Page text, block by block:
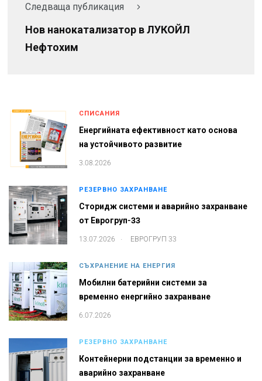
Следваща публикация
Нов нанокатализатор в ЛУКОЙЛ
Нефтохим
СПИСАНИЯ
Енергийната ефективност като основа
на устойчивото развитие
3.08.2026
РЕЗЕРВНО ЗАХРАНВАНЕ
Сторидж системи и аварийно захранване
от Еврогруп-33
13.07.2026 ЕВРОГРУП 33
СЪХРАНЕНИЕ НА ЕНЕРГИЯ
Мобилни батерийни системи за
временно енергийно захранване
6.07.2026
РЕЗЕРВНО ЗАХРАНВАНЕ
Контейнерни подстанции за временно и
аварийно захранване